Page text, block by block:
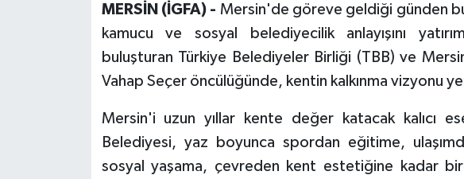
MERSİN (İGFA) - Mersin'de göreve geldiği günden
kamucu ve sosyal belediyecilik anlayışını
buluşturan Türkiye Belediyeler Birliği (TBB) ve
Vahap Seçer öncülüğünde, kentin kalkınma vizyonu
Mersin'i uzun yıllar kente değer katacak kalıcı
Belediyesi, yaz boyunca spordan eğitime,
sosyal yaşama, çevreden kent estetiğine kadar